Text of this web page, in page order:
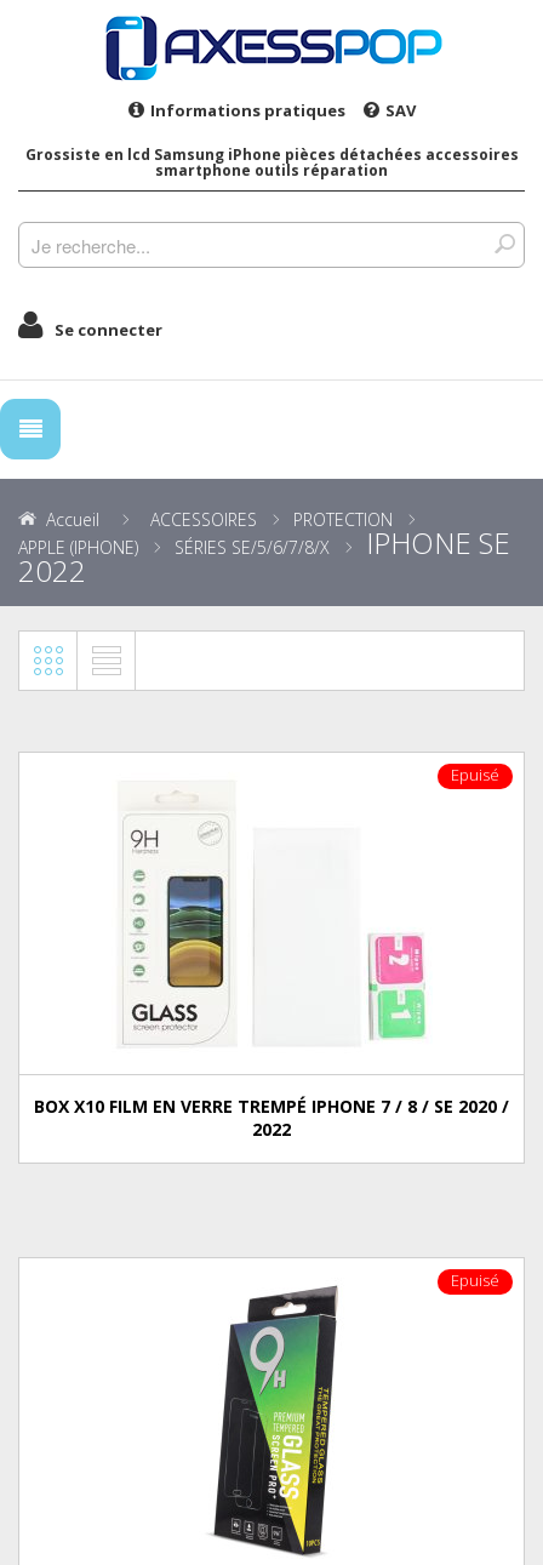
Informations pratiques SAV
Grossiste en lcd Samsung iPhone pièces détachées accessoires
smartphone outils réparation
Se connecter
Accueil ACCESSOIRES
PROTECTION
APPLE (IPHONE)
SÉRIES SE/5/6/7/8/X IPHONE SE
2022
Epuisé
BOX X10 FILM EN VERRE TREMPÉ IPHONE 7 / 8 / SE 2020 /
2022
Epuisé